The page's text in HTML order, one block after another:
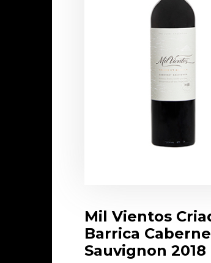
Mil Vientos
Barrica
Sauvignon 2018